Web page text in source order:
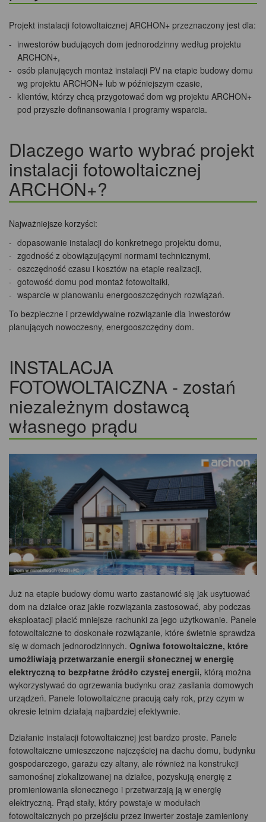
Projekt instalacji fotowoltaicznej ARCHON+ przeznaczony jest dla:
inwestorów budujących dom jednorodzinny według projektu
ARCHON+,
osób planujących montaż instalacji PV na etapie budowy domu
wg projektu ARCHON+ lub w późniejszym czasie,
klientów, którzy chcą przygotować dom wg projektu ARCHON+
pod przyszłe dofinansowania i programy wsparcia.
Dlaczego warto wybrać projekt
instalacji fotowoltaicznej
ARCHON+?
Najważniejsze korzyści:
dopasowanie instalacji do konkretnego projektu domu,
zgodność z obowiązującymi normami technicznymi,
oszczędność czasu i kosztów na etapie realizacji,
gotowość domu pod montaż fotowoltaiki,
wsparcie w planowaniu energooszczędnych rozwiązań.
To bezpieczne i przewidywalne rozwiązanie dla inwestorów
planujących nowoczesny, energooszczędny dom.
INSTALACJA
FOTOWOLTAICZNA - zostań
niezależnym dostawcą
własnego prądu
Już na etapie budowy domu warto zastanowić się jak usytuować
dom na działce oraz jakie rozwiązania zastosować, aby podczas
eksploatacji płacić mniejsze rachunki za jego użytkowanie. Panele
fotowoltaiczne to doskonałe rozwiązanie, które świetnie sprawdza
się w domach jednorodzinnych. Ogniwa fotowoltaiczne, które
umożliwiają przetwarzanie energii słonecznej w energię
elektryczną to bezpłatne źródło czystej energii, którą można
wykorzystywać do ogrzewania budynku oraz zasilania domowych
urządzeń. Panele fotowoltaiczne pracują cały rok, przy czym w
okresie letnim działają najbardziej efektywnie.
Działanie instalacji fotowoltaicznej jest bardzo proste. Panele
fotowoltaiczne umieszczone najczęściej na dachu domu, budynku
gospodarczego, garażu czy altany, ale również na konstrukcji
samonośnej zlokalizowanej na działce, pozyskują energię z
promieniowania słonecznego i przetwarzają ją w energię
elektryczną. Prąd stały, który powstaje w modułach
fotowoltaicznych po przejściu przez inwerter zostaje zamieniony